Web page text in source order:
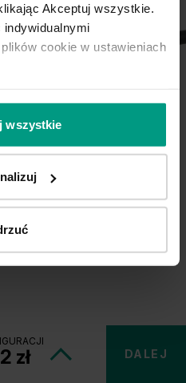
Akceptuj wszystkie.
cookie w ustawieniach
wszystkie
zł
zł DALEJ